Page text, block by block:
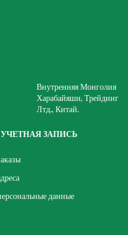
Внутренняя Монголия
Харабайяши, Трейдинг
Лтд., Китай.
ЗАПИСЬ
данные